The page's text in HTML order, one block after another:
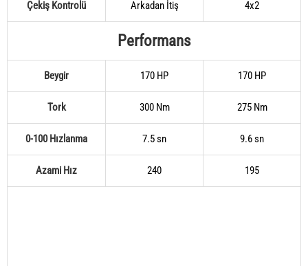
Çekiş Kontrolü Arkadan İtiş 4x2
Performans
Beygir 170 HP 170 HP
Tork 300 Nm 275 Nm
0-100 Hızlanma 7.5 sn 9.6 sn
Azami Hız 240 195